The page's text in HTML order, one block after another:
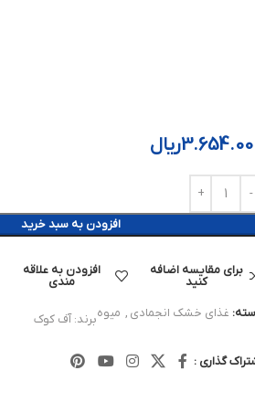
ریال
افزودن به سبد خرید
برای مقایسه اضافه
کنید
افزودن به علاقه
مندی
غذای خشک انجمادی , میوهبرند:آف کوک
گذاری :